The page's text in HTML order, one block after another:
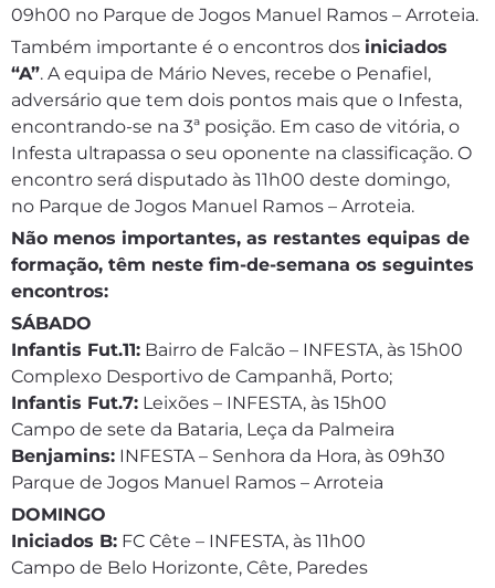
09h00 no Parque de Jogos Manuel Ramos – Arroteia.
Também importante é o encontros dos iniciados
“A”. A equipa de Mário Neves, recebe o Penafiel,
adversário que tem dois pontos mais que o Infesta,
encontrando-se na 3ª posição. Em caso de vitória, o
Infesta ultrapassa o seu oponente na classificação. O
encontro será disputado às 11h00 deste domingo,
no Parque de Jogos Manuel Ramos – Arroteia.
Não menos importantes, as restantes equipas de
formação, têm neste fim-de-semana os seguintes
encontros:
SÁBADO
Infantis Fut.11: Bairro de Falcão – INFESTA, às 15h00
Complexo Desportivo de Campanhã, Porto;
Infantis Fut.7: Leixões – INFESTA, às 15h00
Campo de sete da Bataria, Leça da Palmeira
Benjamins: INFESTA – Senhora da Hora, às 09h30
Parque de Jogos Manuel Ramos – Arroteia
DOMINGO
Iniciados B: FC Cête – INFESTA, às 11h00
Campo de Belo Horizonte, Cête, Paredes